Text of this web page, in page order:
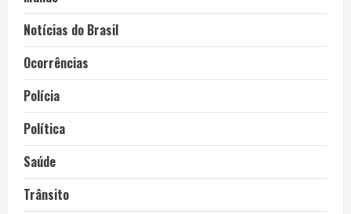
Notícias do Brasil
Ocorrências
Polícia
Política
Saúde
Trânsito